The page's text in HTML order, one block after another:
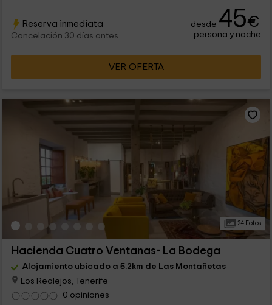
Reserva inmediata
Cancelación 30 días antes
desde 45€
persona y noche
VER OFERTA
24 Fotos
Hacienda Cuatro Ventanas- La Bodega
Alojamiento ubicado a 5.2km de Las Montañetas
Los Realejos, Tenerife
0 opiniones